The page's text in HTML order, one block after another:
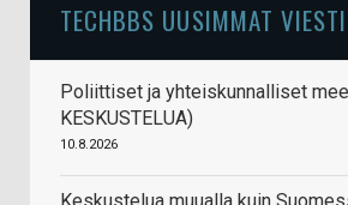
TECHBBS UUSIMMAT
Poliittiset ja yhteiskunnalliset
KESKUSTELUA)
10.8.2026